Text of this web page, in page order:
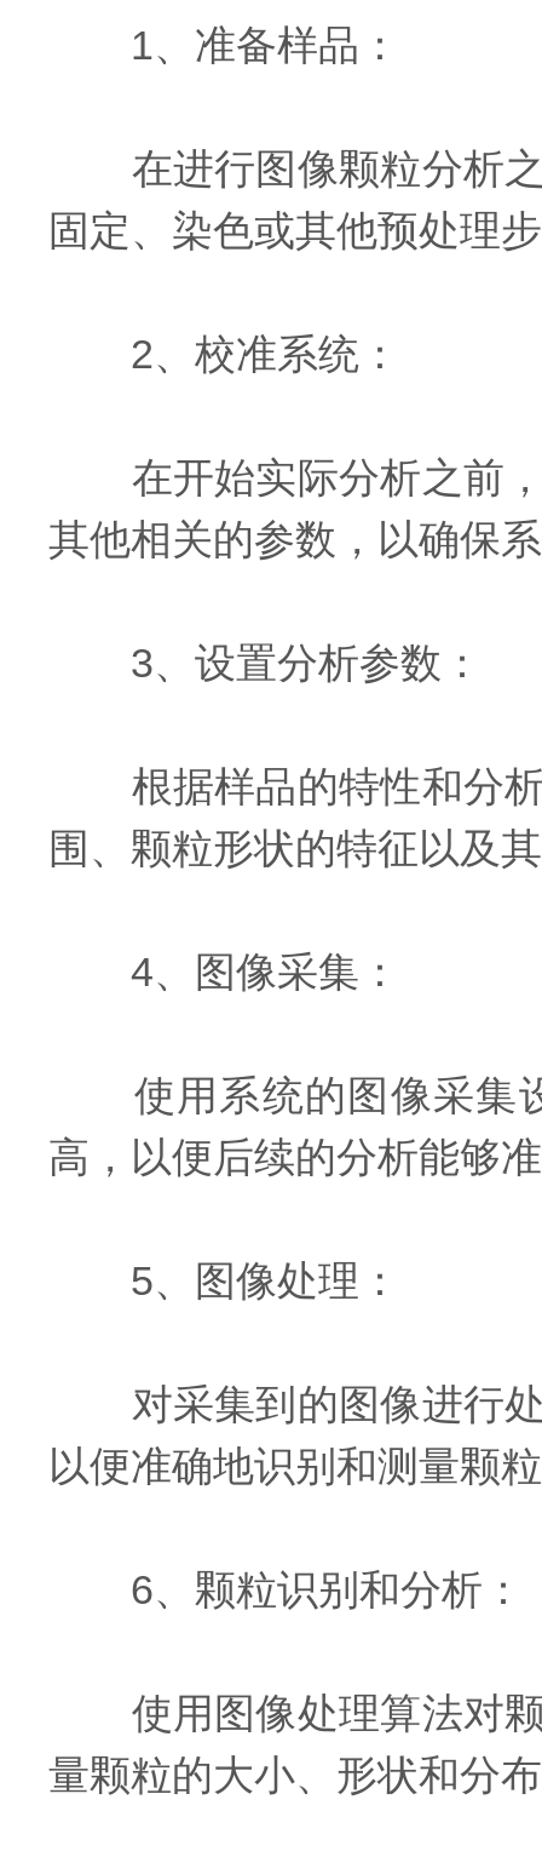
1、准备样品：
在进行图像颗粒分析之
固定、染色或其他预处理
2、校准系统：
在开始实际分析之前，
其他相关的参数，以确保
3、设置分析参数：
根据样品的特性和分析
围、颗粒形状的特征以及
4、图像采集：
使用系统的图像采集设
高，以便后续的分析能够
5、图像处理：
对采集到的图像进行处
以便准确地识别和测量颗
6、颗粒识别和分析：
使用图像处理算法对颗
量颗粒的大小、形状和分